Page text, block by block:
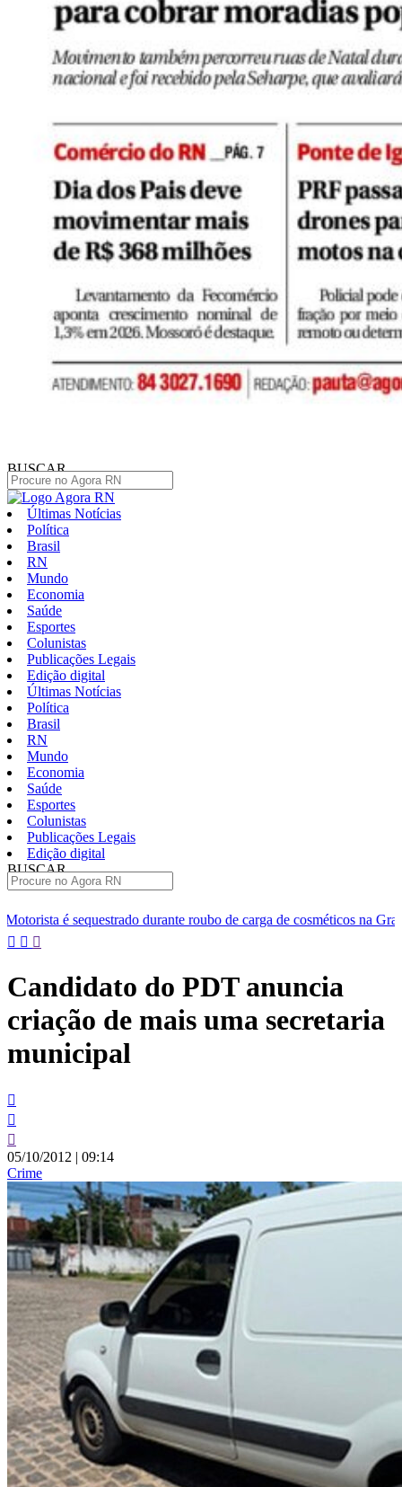
BUSCAR
Últimas Notícias
Política
Brasil
RN
Mundo
Economia
Saúde
Esportes
Colunistas
Publicações Legais
Edição digital
Últimas Notícias
Política
Brasil
RN
Mundo
Economia
Saúde
Esportes
Colunistas
Publicações Legais
Edição digital
BUSCAR
durante roubo de carga de cosméticos na Grande Natal
Pular
conteúdo
Candidato do PDT anuncia
criação de mais uma secretaria
municipal
05/10/2012 | 09:14
Crime